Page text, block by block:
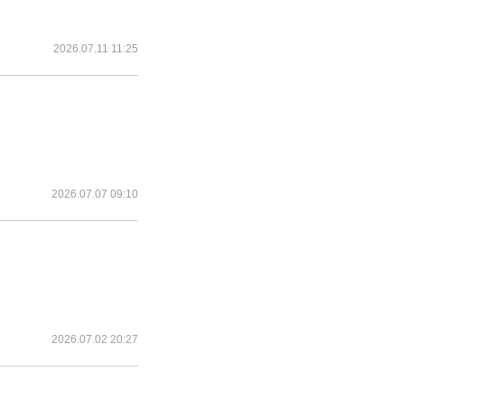
2026.07.11 11:25
2026.07.07 09:10
2026.07.02 20:27